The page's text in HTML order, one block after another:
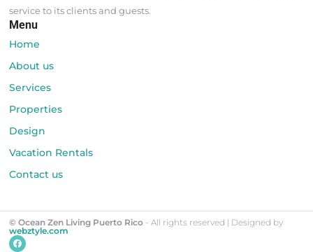
service to its clients and guests.
Menu
Home
About us
Services
Properties
Design
Vacation Rentals
Contact us
© Ocean Zen Living Puerto Rico - All rights reserved | Designed by
webztyle.com